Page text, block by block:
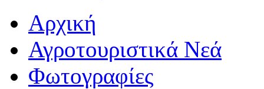
Αρχική
Αγροτουριστικά Νεά
Φωτογραφίες